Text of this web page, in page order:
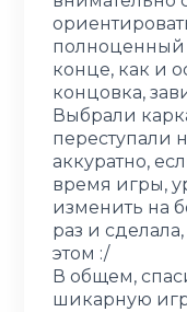
полноценный
конце, как и
концовка,
Выбрали
переступали
аккуратно,
время игры,
изменить на
раз и
этом :/
В общем,
шикарную